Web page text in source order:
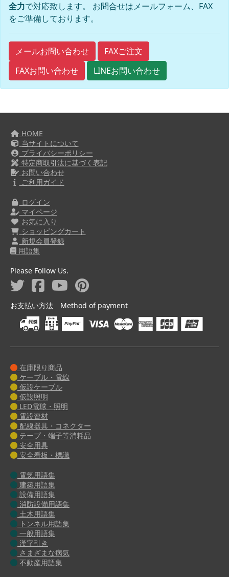
全力で対応致します。 お問合せはメールフォーム、FAX
をご準備しております。
メールお問い合わせ
FAXご注文
FAXお問い合わせ
LINEお問い合わせ
HOME
当サイトについて
プライバシーポリシー
特定商取引法に基づく表記
お問い合わせ
ご利用ガイド
ログイン
マイページ
お気に入り
ショッピングカート
新規会員登録
用語集
Please Follow Us.
お支払い方法 Method of payment
在庫限り商品
ケーブル・電線
仮設ケーブル
仮設照明
LED電球・照明
電設資材
配線器具・コネクター
テープ・端子等消耗品
安全用具
安全看板・標識
電気用語集
建築用語集
設備用語集
消防設備用語集
土木用語集
トンネル用語集
一般用語集
漢字引き
さまざまな病気
不動産用語集